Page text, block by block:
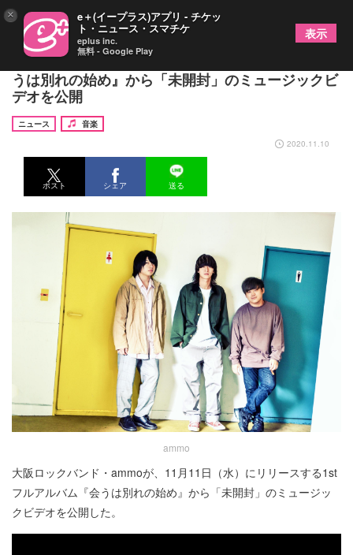
大阪ロックバンド・ammo、1stフルアルバム『会
うは別れの始め』から「未開封」のミュージックビ
デオを公開
ニュース
音楽
2020.11.10
ポスト シェア 送る
ammo
大阪ロックバンド・ammoが、11月11日（水）にリリースする1st
フルアルバム『会うは別れの始め』から「未開封」のミュージッ
クビデオを公開した。
× e＋(イープラス)アプリ - チケッ
ト・ニュース・スマチケ
eplus inc.
無料 - Google Play
表示